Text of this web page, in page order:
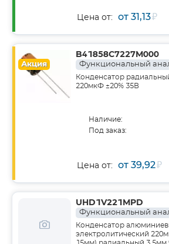
Цена от: от 31,13₽
Акция
B41858C7227M000
Функциональный
Конденсатор
220мкФ ±20% 35В
Наличие:
Под заказ:
Цена от: от 39,92₽
UHD1V221MPD
Функциональный
Конденсатор
электролитический